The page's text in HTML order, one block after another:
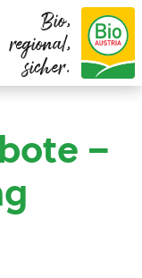
Bio,
regional,
sicher.
–